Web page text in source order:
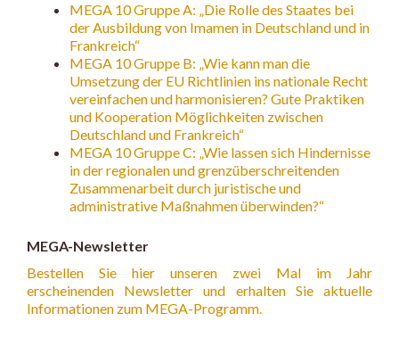
MEGA 10 Gruppe A: „Die Rolle des Staates bei
der Ausbildung von Imamen in Deutschland und in
Frankreich“
MEGA 10 Gruppe B: „Wie kann man die
Umsetzung der EU Richtlinien ins nationale Recht
vereinfachen und harmonisieren? Gute Praktiken
und Kooperation Möglichkeiten zwischen
Deutschland und Frankreich“
MEGA 10 Gruppe C: „Wie lassen sich Hindernisse
in der regionalen und grenzüberschreitenden
Zusammenarbeit durch juristische und
administrative Maßnahmen überwinden?“
MEGA-Newsletter
Bestellen Sie hier unseren zwei Mal im Jahr
erscheinenden Newsletter und erhalten Sie aktuelle
Informationen zum MEGA-Programm.